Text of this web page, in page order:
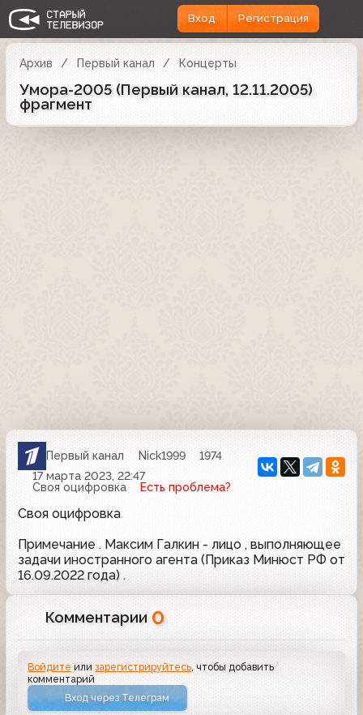
Вход Регистрация
Архив Первый канал Концерты
Умора-2005 (Первый канал, 12.11.2005)
фрагмент
Первый канал Nick1999
1974
17 марта 2023, 22:47
Своя оцифровка
Есть проблема?
Своя оцифровка
Примечание . Максим Галкин - лицо , выполняющее
задачи иностранного агента (Приказ Минюст РФ от
16.09.2022 года) .
Комментарии 0
Войдите илизарегистрируйтесь , чтобы добавить
комментарий
Вход через Телеграм